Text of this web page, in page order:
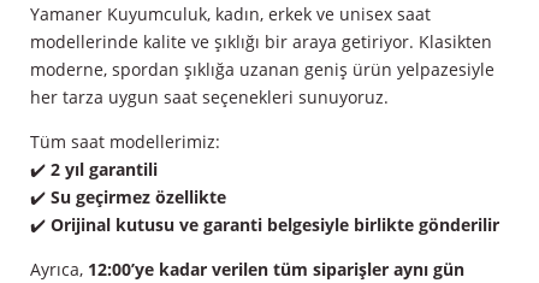
Yamaner Kuyumculuk, kadın, erkek ve unisex saat
modellerinde kalite ve şıklığı bir araya getiriyor. Klasikten
moderne, spordan şıklığa uzanan geniş ürün yelpazesiyle
her tarza uygun saat seçenekleri sunuyoruz.
Tüm saat modellerimiz:
✔️ 2 yıl garantili
✔️ Su geçirmez özellikte
✔️ Orijinal kutusu ve garanti belgesiyle birlikte gönderilir
Ayrıca, 12:00’ye kadar verilen tüm siparişler aynı gün